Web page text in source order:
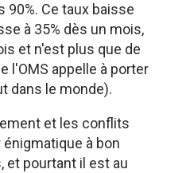
90%. Ce taux baisse
à 35% dès un mois,
et n'est plus que de
l'OMS appelle à porter
dans le monde).
et les conflits
à bon
et pourtant il est au